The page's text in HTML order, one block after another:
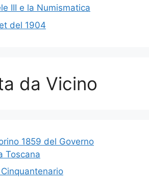
III e la Numismatica
del 1904
da Vicino
1859 del Governo
Toscana